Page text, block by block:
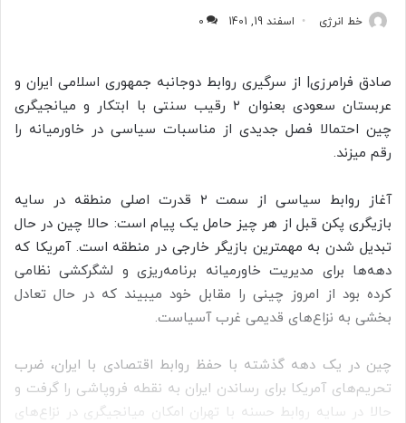
خط انرژی اسفند 19, 1401 0
صادق فرامرزی| از سرگیری روابط دوجانبه جمهوری اسلامی ایران و
عربستان سعودی بعنوان ۲ رقیب سنتی با ابتکار و میانجیگری
چین احتمالا فصل جدیدی از مناسبات سیاسی در خاورمیانه را
رقم میزند.
آغاز روابط سیاسی از سمت ۲ قدرت اصلی منطقه در سایه
بازیگری پکن قبل از هر چیز حامل یک پیام است: حالا چین در حال
تبدیل شدن به مهمترین بازیگر خارجی در منطقه است. آمریکا که
دهه‌ها برای مدیریت خاورمیانه برنامه‌ریزی و لشگرکشی نظامی
کرده بود از امروز چینی را مقابل خود میبیند که در حال تعادل
بخشی به نزاع‌های قدیمی غرب آسیاست.
چین در یک دهه گذشته با حفظ روابط اقتصادی با ایران، ضرب
تحریم‌های آمریکا برای رساندن ایران به نقطه فروپاشی را گرفت و
حالا در سایه روابط حسنه با تهران امکان میانجیگری در نزاع‌های